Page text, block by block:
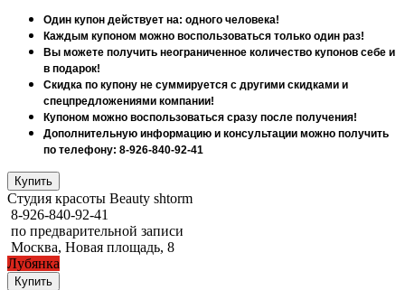
Один купон действует на: одного человека!
Каждым купоном можно воспользоваться только один раз!
Вы можете получить неограниченное количество купонов себе и
в подарок!
Скидка по купону не суммируется с другими скидками и
спецпредложениями компании!
Купоном можно воспользоваться сразу после получения!
Дополнительную информацию и консультации можно получить
по телефону: 8-926-840-92-41
Студия красоты Beauty shtorm
8-926-840-92-41
по предварительной записи
Москва, Новая площадь, 8
Лубянка